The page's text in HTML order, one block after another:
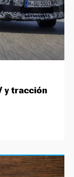
y tracción